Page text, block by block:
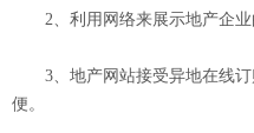
2、利用网络来展示地产企业
3、地产网站接受异地在线订
便。